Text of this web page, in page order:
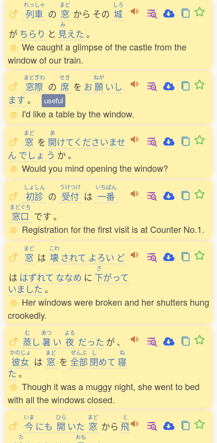
れっしゃ
列車 の
まど
窓 から その
しろ
城
が ちらり と
み
見えた。
We caught a glimpse of the castle from the
window of our train.
まどぎわ
窓際 の
せき
席 を お
ねが
願 いし
ます。 useful
I'd like a table by the window.
まど
窓 を
あ
開けてくださいませ
ん でしょ う か。
Would you mind opening the window?
しょしん
初診 の
うけつけ
受付 は
いちばん
一番
まどぐち
窓口 です。
Registration for the first visit is at Counter No.1.
まど
窓 は
こわ
壊 されて よろい ど
は はずれて ななめ に
さ
下がって
いました。
Her windows were broken and her shutters hung
crookedly.
む
蒸し
あつ
暑 い
よる
夜 だった が、
かのじょ
彼女 は
まど
窓 を
ぜんぶ
全部
し
閉めて
ね
寝
た。
Though it was a muggy night, she went to bed
with all the windows closed.
いま
今 にも
ひら
開 いた
まど
窓 から
と
飛
た おも